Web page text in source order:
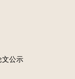
文公示